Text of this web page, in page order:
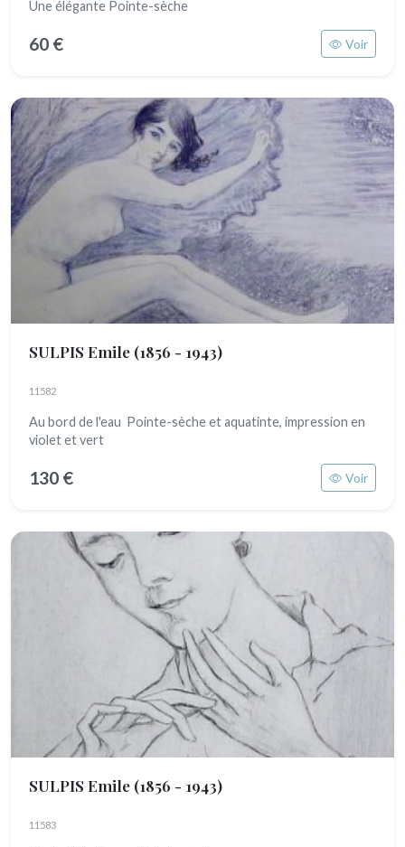
Une élégante Pointe-sèche
60 € Voir
SULPIS Emile (1856 - 1943)
11582
Au bord de l'eau Pointe-sèche et aquatinte, impression en
violet et vert
130 € Voir
SULPIS Emile (1856 - 1943)
11583